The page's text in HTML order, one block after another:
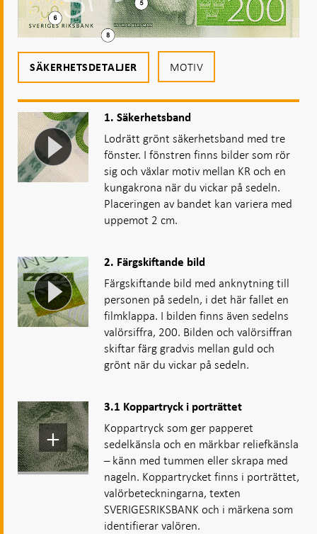
SÄKERHETSDETALJER MOTIV
1. Säkerhetsband
Lodrätt grönt säkerhetsband med tre
fönster. I fönstren finns bilder som rör
sig och växlar motiv mellan KR och en
kungakrona när du vickar på sedeln.
Placeringen av bandet kan variera med
uppemot 2 cm.
2. Färgskiftande bild
Färgskiftande bild med anknytning till
personen på sedeln, i det här fallet en
filmklappa. I bilden finns även sedelns
valörsiffra, 200. Bilden och valörsiffran
skiftar färg gradvis mellan guld och
grönt när du vickar på sedeln.
3.1 Koppartryck i porträttet
Koppartryck som ger papperet
sedelkänsla och en märkbar reliefkänsla
– känn med tummen eller skrapa med
nageln. Koppartrycket finns i porträttet,
valörbeteckningarna, texten
SVERIGESRIKSBANK och i märkena som
identifierar valören.